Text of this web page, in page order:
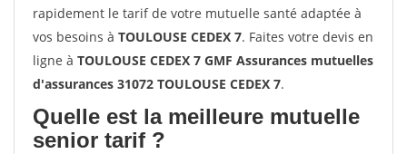
rapidement le tarif de votre mutuelle santé adaptée à
vos besoins à TOULOUSE CEDEX 7. Faites votre devis en
ligne à TOULOUSE CEDEX 7 GMF Assurances mutuelles
d'assurances 31072 TOULOUSE CEDEX 7.
Quelle est la meilleure mutuelle
senior tarif ?